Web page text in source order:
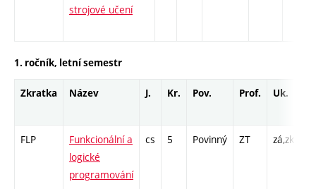
strojové učení
1. ročník, letní semestr
Zkratka Název J. Kr. Pov. Prof. Uk.
FLP
Funkcionální a
logické
programování
cs 5 Povinný ZT zá,zk